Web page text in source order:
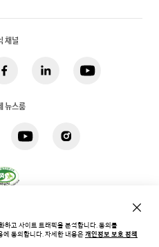
채널
뉴스룸
국 / 한국어
하고 사이트 트래픽을 분석합니다. 동의를
에 동의합니다.자세한 내용은개인정보 보호 정책